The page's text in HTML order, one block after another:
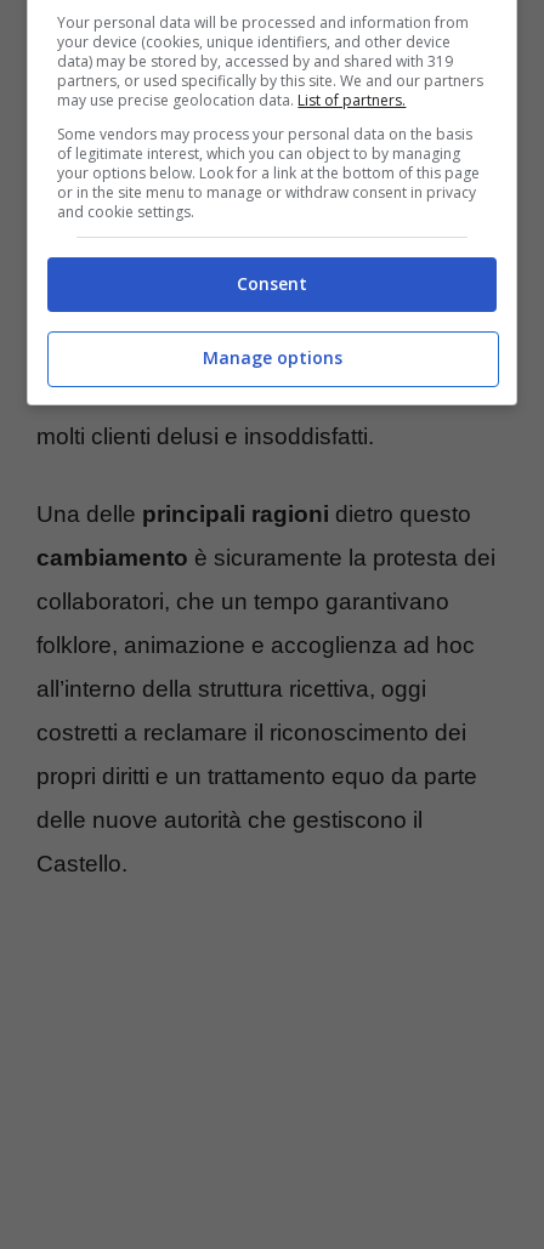
qualità del servizio e nell’atmosfera generale
degli eventi. Tuttavia, da quando la struttura
è stataconfiscatae passata sotto il controllo
del comune di Sant’Antonio Abate, le cose
cambiate radicalmente
Le
nelle prenotazioni si
sono moltiplicate tra le regali sale da pranzo
delCastello delle Cerimonie, lasciando
molti clienti delusi e insoddisfatti.
Una delle principali ragioni dietro questo
cambiamento è sicuramente la protesta dei
collaboratori, che un tempo garantivano
folklore, animazione e accoglienza ad hoc
all’interno della struttura ricettiva, oggi
costretti a reclamare il riconoscimento dei
propri diritti e un trattamento equo da parte
delle nuove autorità che gestiscono il
Castello.
Your personal data will be processed and information from
your device (cookies, unique identifiers, and other device
data) may be stored by, accessed by and shared with 319
partners, or used specifically by this site. We and our partners
may use precise geolocation data. List of partners.
Some vendors may process your personal data on the basis
of legitimate interest, which you can object to by managing
your options below. Look for a link at the bottom of this page
or in the site menu to manage or withdraw consent in privacy
and cookie settings.
Consent
Manage options